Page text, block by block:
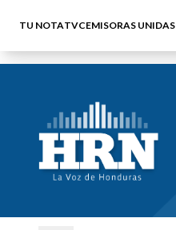
TU NOTATVCEMISORAS UNIDAS